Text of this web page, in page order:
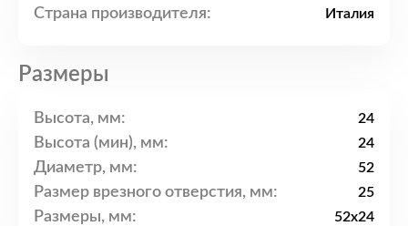
Страна производителя: Италия
Размеры
Высота, мм: 24
Высота (мин), мм: 24
Диаметр, мм: 52
Размер врезного отверстия, мм: 25
Размеры, мм: 52x24